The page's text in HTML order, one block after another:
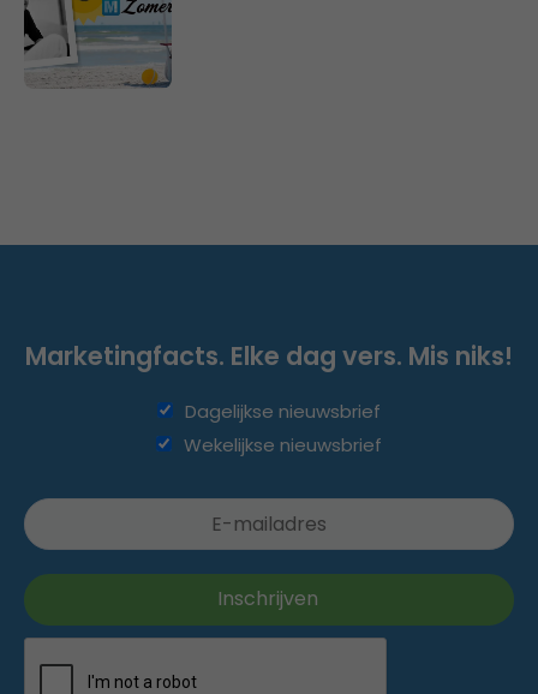
Marketingfacts. Elke dag vers. Mis niks!
Dagelijkse nieuwsbrief
Wekelijkse nieuwsbrief